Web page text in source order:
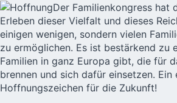
Der Familienkongress hat
Erleben dieser Vielfalt und dieses
einigen wenigen, sondern vielen
zu ermöglichen. Es ist bestärkend zu
Familien in ganz Europa gibt, die für
brennen und sich dafür einsetzen. Ein
Hoffnungszeichen für die Zukunft!